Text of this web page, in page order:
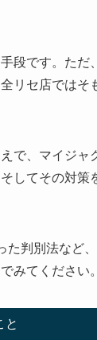
段です。ただ
リセ店ではそ
で、マイジャ
してその対策
判別法など
みてください。
と